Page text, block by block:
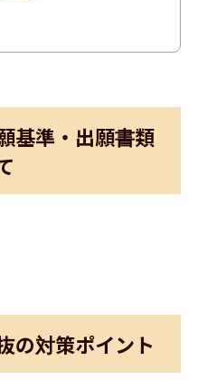
基準・出願書類
の対策ポイント